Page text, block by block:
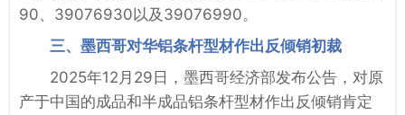
90、39076930以及39076990。
三、墨西哥对华铝条杆型材作出反倾销初裁
2025年12月29日，墨西哥经济部发布公告，对原
产于中国的成品和半成品铝条杆型材作出反倾销肯定